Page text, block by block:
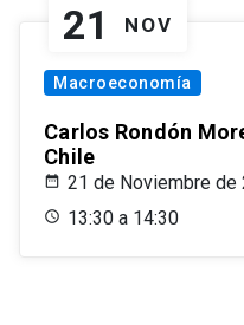
21 NOV
Macroeconomía
Carlos Rondón
Chile
21 de Noviembre de
13:30 a 14:30